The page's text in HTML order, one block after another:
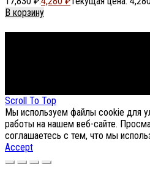
В корзину
Scroll To Top
Мы используем файлы cookie для
работы на нашем веб-сайте.
соглашаетесь с тем, что мы
Accept